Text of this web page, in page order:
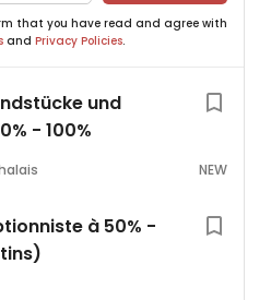
that you have read and agree with
and Privacy Policies.
und
- 100%
NEW
à 50% -